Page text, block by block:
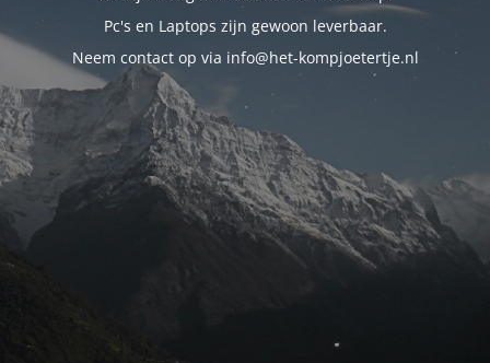
Pc's en Laptops zijn gewoon leverbaar.
Neem contact op via info@het-kompjoetertje.nl